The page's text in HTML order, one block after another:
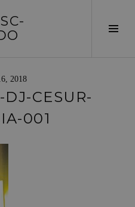
2018
CESUR-
001